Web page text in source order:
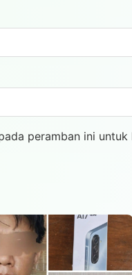
peramban ini